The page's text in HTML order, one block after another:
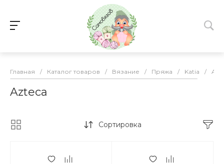
Главная / Каталог товаров / Вязание / Пряжа / Katia /
Azteca
Сортировка